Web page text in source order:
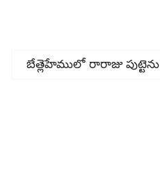
Next
బేత్లెహేములో రారాజు పుట్టెను